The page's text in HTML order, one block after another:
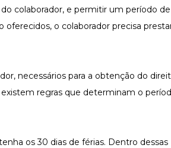
colaborador, e permitir um período de
oferecidos, o colaborador precisa
necessários para a obtenção do
regras que determinam o
os 30 dias de férias. Dentro dessas